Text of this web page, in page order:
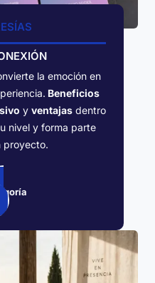
la emoción en
Beneficios
y ventajas dentro
nivel y forma parte
proyecto.